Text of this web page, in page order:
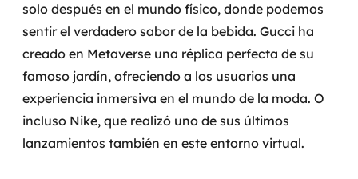
Suporte a banco de dados
FinOps
Billing Cloud
Gestão de infraestrutura
solo después en el mundo físico, donde podemos
sentir el verdadero sabor de la bebida. Gucci ha
creado en Metaverse una réplica perfecta de su
famoso jardín, ofreciendo a los usuarios una
experiencia inmersiva en el mundo de la moda. O
incluso Nike, que realizó uno de sus últimos
lanzamientos también en este entorno virtual.